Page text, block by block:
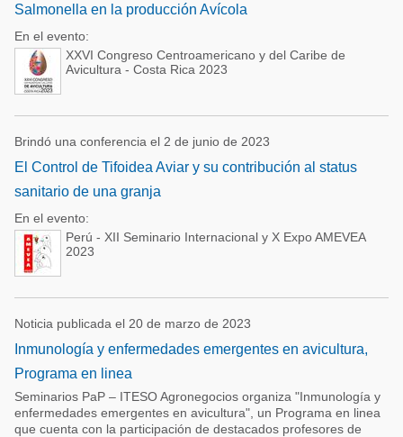
Salmonella en la producción Avícola
En el evento:
XXVI Congreso Centroamericano y del Caribe de
Avicultura - Costa Rica 2023
Brindó una conferencia el 2 de junio de 2023
El Control de Tifoidea Aviar y su contribución al status
sanitario de una granja
En el evento:
Perú - XII Seminario Internacional y X Expo AMEVEA
2023
Noticia publicada el 20 de marzo de 2023
Inmunología y enfermedades emergentes en avicultura,
Programa en linea
Seminarios PaP – ITESO Agronegocios organiza "Inmunología y
enfermedades emergentes en avicultura", un Programa en linea
que cuenta con la participación de destacados profesores de